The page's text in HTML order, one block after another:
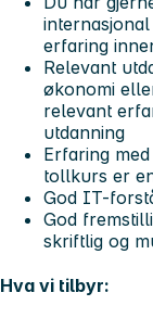
erfaring
Relevant
økonomi
relevant
utdanning
Erfaring
tollkurs er
God IT-
God
skriftlig og
Hva vi tilbyr: